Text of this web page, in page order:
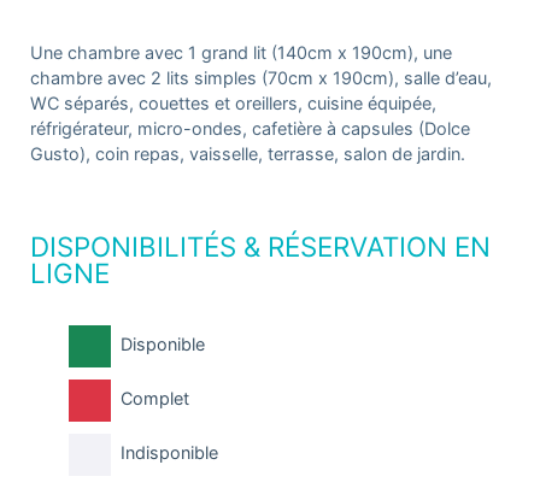
Une chambre avec 1 grand lit (140cm x 190cm), une
chambre avec 2 lits simples (70cm x 190cm), salle d’eau,
WC séparés, couettes et oreillers, cuisine équipée,
réfrigérateur, micro-ondes, cafetière à capsules (Dolce
Gusto), coin repas, vaisselle, terrasse, salon de jardin.
DISPONIBILITÉS & RÉSERVATION EN
LIGNE
Disponible
Complet
Indisponible